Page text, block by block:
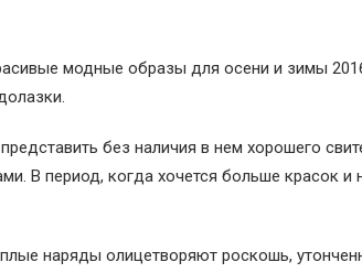
модные образы для осени и зимы
без наличия в нем хорошего
В период, когда хочется больше красок и
наряды олицетворяют роскошь,